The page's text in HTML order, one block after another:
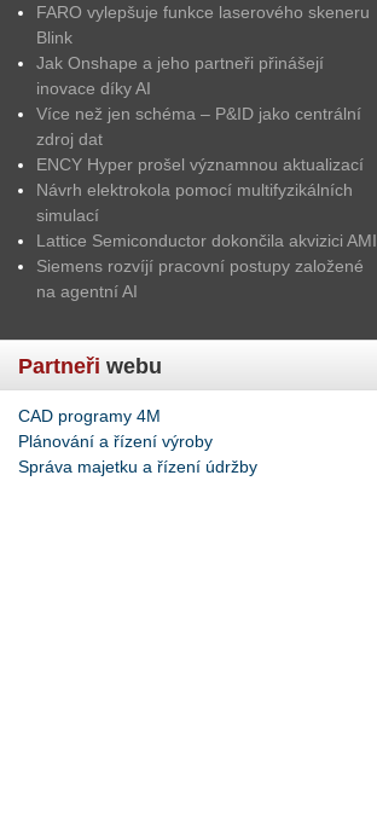
FARO vylepšuje funkce laserového skeneru
Blink
Jak Onshape a jeho partneři přinášejí
inovace díky AI
Více než jen schéma – P&ID jako centrální
zdroj dat
ENCY Hyper prošel významnou aktualizací
Návrh elektrokola pomocí multifyzikálních
simulací
Lattice Semiconductor dokončila akvizici AMI
Siemens rozvíjí pracovní postupy založené
na agentní AI
Partneři webu
CAD programy 4M
Plánování a řízení výroby
Správa majetku a řízení údržby